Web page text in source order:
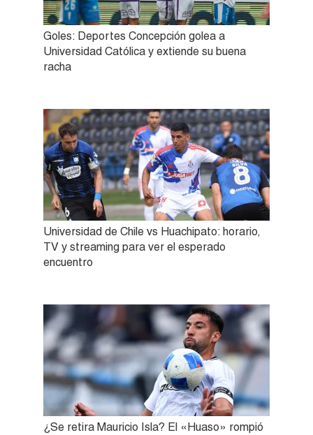
Goles: Deportes Concepción golea a
Universidad Católica y extiende su buena
racha
Universidad de Chile vs Huachipato: horario,
TV y streaming para ver el esperado
encuentro
¿Se retira Mauricio Isla? El «Huaso» rompió